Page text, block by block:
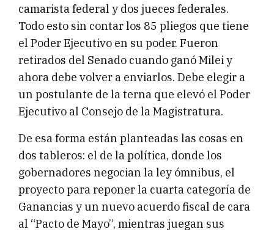
camarista federal y dos jueces federales.
Todo esto sin contar los 85 pliegos que tiene
el Poder Ejecutivo en su poder. Fueron
retirados del Senado cuando ganó Milei y
ahora debe volver a enviarlos. Debe elegir a
un postulante de la terna que elevó el Poder
Ejecutivo al Consejo de la Magistratura.
De esa forma están planteadas las cosas en
dos tableros: el de la política, donde los
gobernadores negocian la ley ómnibus, el
proyecto para reponer la cuarta categoría de
Ganancias y un nuevo acuerdo fiscal de cara
al “Pacto de Mayo”, mientras juegan sus